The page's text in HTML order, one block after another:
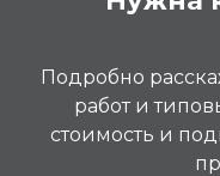
Подробно
работ и
стоимость и